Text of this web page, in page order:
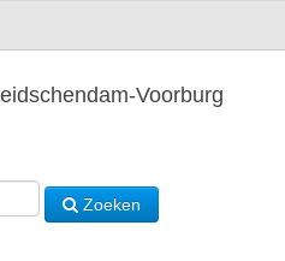
Voorburg
Zoeken